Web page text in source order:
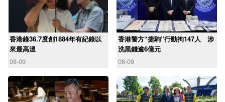
香港錄36.7度創1884年有紀錄以
來最高溫
08-09
香港警方“捷駒”行動拘147人 涉
洗黑錢逾6億元
08-09